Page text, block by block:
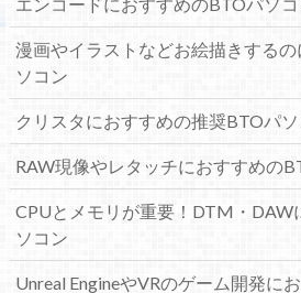
漫画やイラストなどお絵描きする
ソコン
クリスタにおすすめの推奨BTOパ
RAW現像やレタッチにおすすめの
CPUとメモリが重要！DTM・DAW
ソコン
Unreal EngineやVRのゲーム開発に